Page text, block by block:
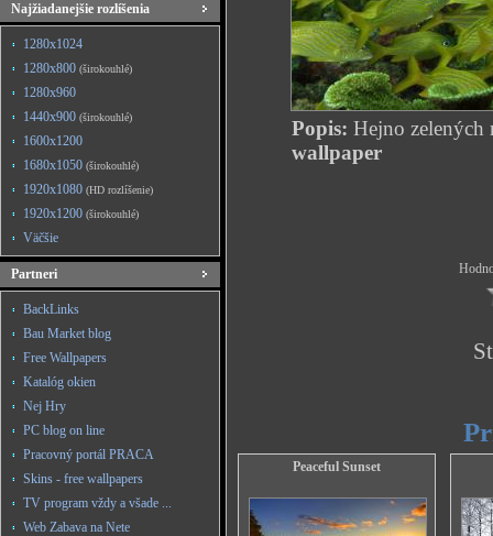
Najžiadanejšie rozlíšenia
1280x1024
1280x800 (širokouhlé)
1280x960
1440x900 (širokouhlé)
1600x1200
1680x1050 (širokouhlé)
1920x1080 (HD rozlíšenie)
1920x1200 (širokouhlé)
Väčšie
Partneri
BackLinks
Bau Market blog
Free Wallpapers
Katalóg okien
Nej Hry
PC blog on line
Pracovný portál PRACA
Skins - free wallpapers
TV program vždy a všade ...
Web Zabava na Nete
Popis: Hejno zelených
wallpaper
Peaceful Sunset